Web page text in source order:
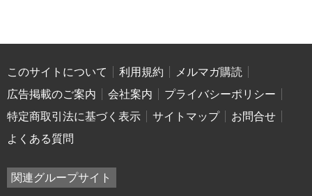
このサイトについて 利用規約
メルマガ購読
広告掲載のご案内
会社案内
プライバシーポリシー
特定商取引法に基づく表示
サイトマップ
お問合せ
よくある質問
関連グループサイト